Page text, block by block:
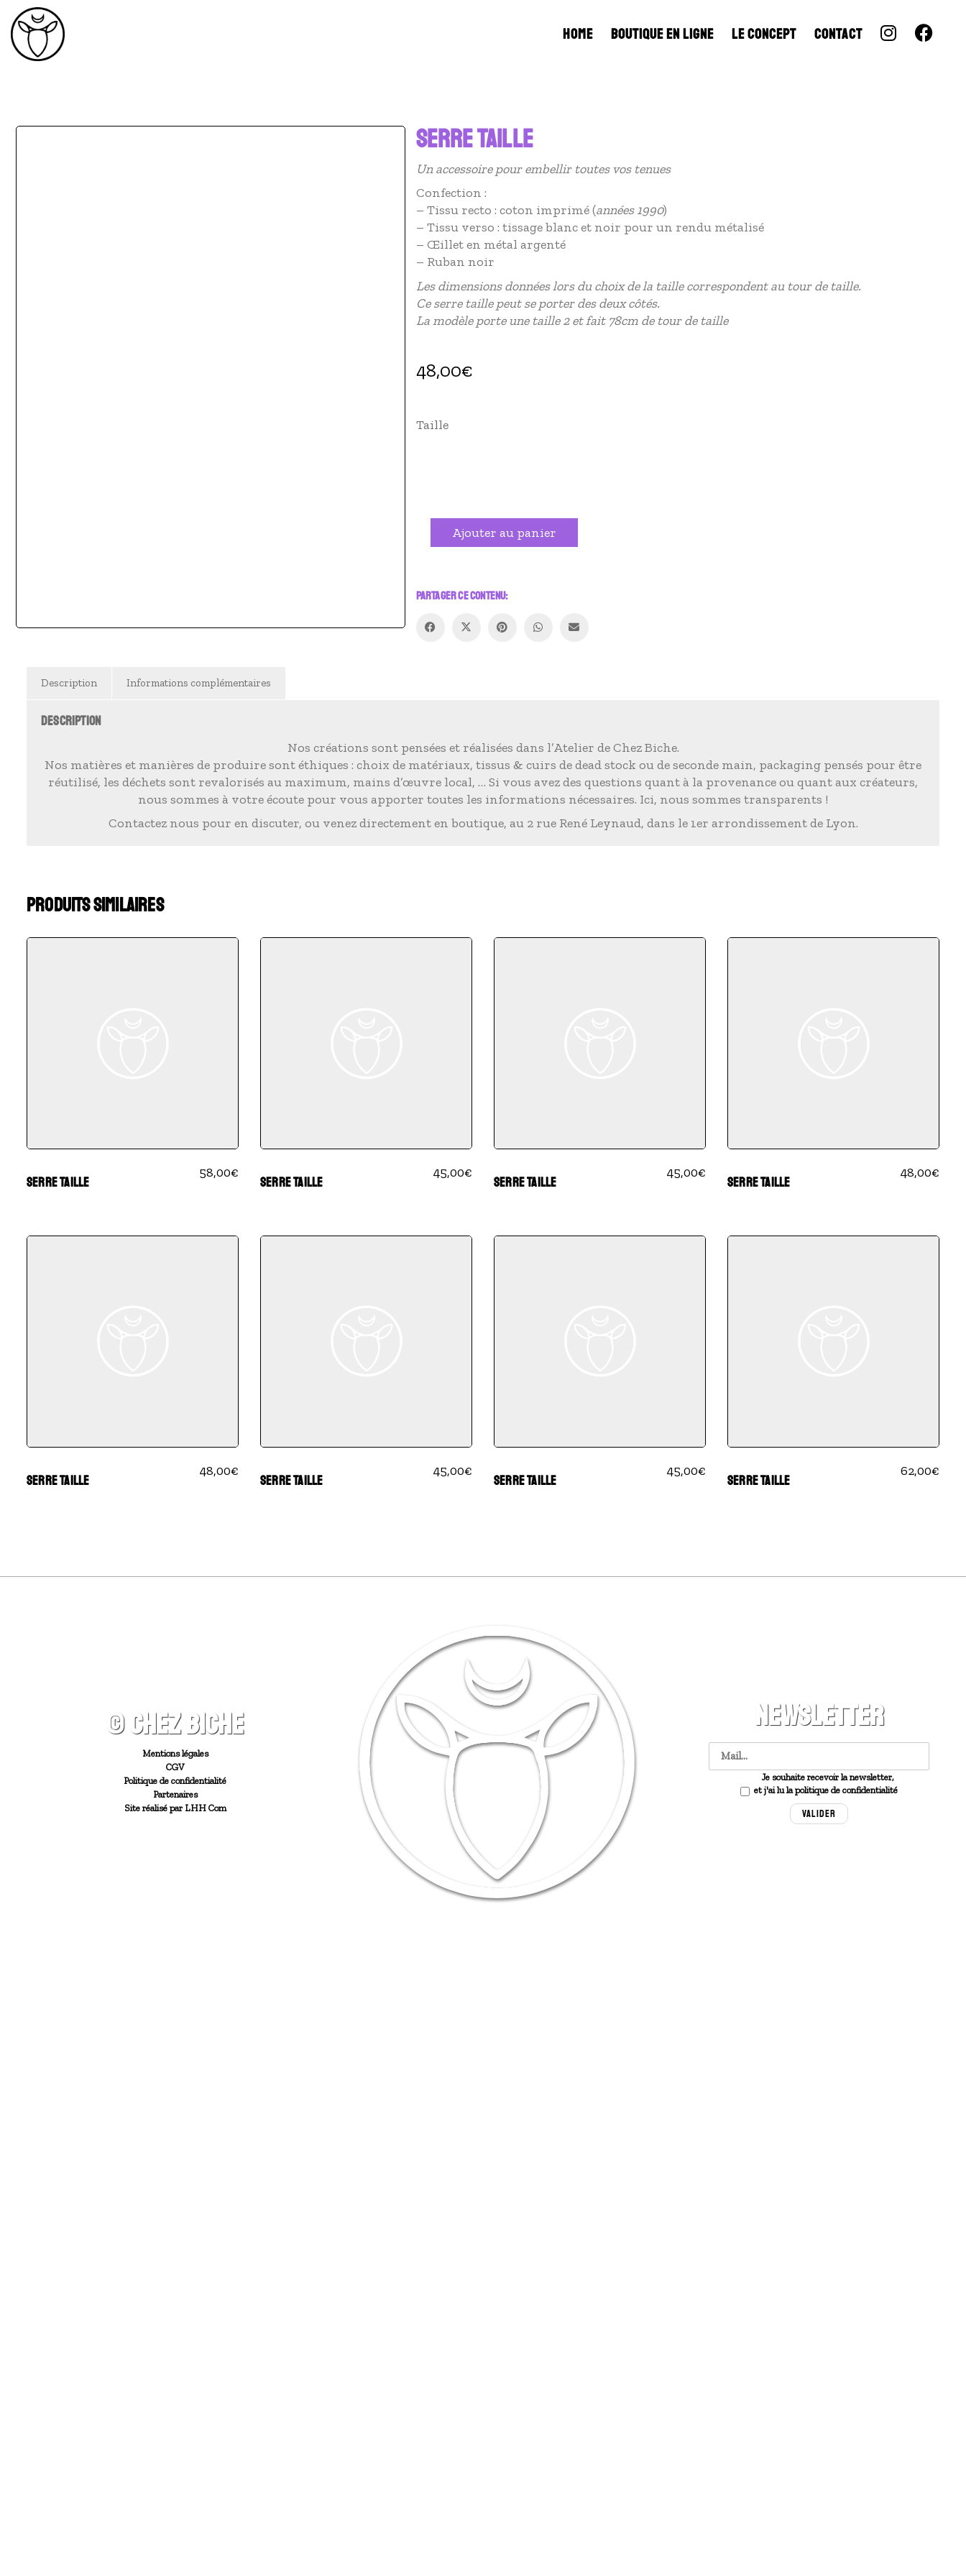
HOME BOUTIQUE EN LIGNE LE CONCEPT CONTACT
SERRE TAILLE
Un accessoire pour embellir toutes vos tenues
Confection :
– Tissu recto : coton imprimé (années 1990)
– Tissu verso : tissage blanc et noir pour un rendu métalisé
– Œillet en métal argenté
– Ruban noir
Les dimensions données lors du choix de la taille correspondent au tour de taille.
Ce serre taille peut se porter des deux côtés.
La modèle porte une taille 2 et fait 78cm de tour de taille
48,00€
Taille
Serre
Ajouter au panier
PARTAGER CE CONTENU:
Description Informations complémentaires
DESCRIPTION
Nos créations sont pensées et réalisées dans l’Atelier de Chez Biche.
Nos matières et manières de produire sont éthiques : choix de matériaux, tissus & cuirs de dead stock ou de seconde main, packaging pensés pour être
réutilisé, les déchets sont revalorisés au maximum, mains d’œuvre local, … Si vous avez des questions quant à la provenance ou quant aux créateurs,
nous sommes à votre écoute pour vous apporter toutes les informations nécessaires. Ici, nous sommes transparents !
Contactez nous pour en discuter, ou venez directement en boutique, au 2 rue René Leynaud, dans le 1er arrondissement de Lyon.
PRODUITS SIMILAIRES
SERRE TAILLE
58,00€
SERRE TAILLE
45,00€
SERRE TAILLE
45,00€
SERRE TAILLE
48,00€
SERRE TAILLE
48,00€
SERRE TAILLE
45,00€
SERRE TAILLE
45,00€
SERRE TAILLE
62,00€
© CHEZ BICHE
Mentions légales
CGV
Politique de confidentialité
Partenaires
Site réalisé par LHH Com
NEWSLETTER
Je souhaite recevoir la newsletter,
et j'ai lu la politique de confidentialité